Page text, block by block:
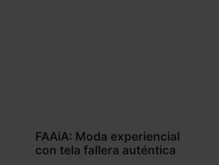
FAAiA: Moda experiencial
con tela fallera auténtica